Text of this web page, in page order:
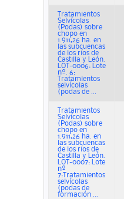
Tratamientos
Selvícolas
(Podas) sobre
chopo en
1.911,26 ha. en
las subcuencas
de los ríos de
Castilla y León.
LOT-0006: Lote
nº. 6:
Tratamientos
selvícolas
(podas de ...
Tratamientos
Selvícolas
(Podas) sobre
chopo en
1.911,26 ha. en
las subcuencas
de los ríos de
Castilla y León.
LOT-0007: Lote
nº
7:Tratamientos
selvícolas
(podas de
formación ...